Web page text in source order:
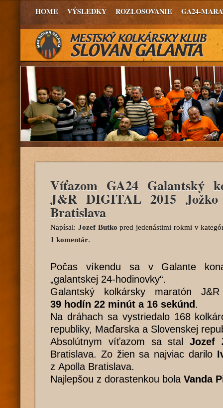
HOME VÝSLEDKY ROZLOSOVANIE GA24-
Víťazom GA24 Galantský
J&R DIGITAL 2015
Bratislava
Napísal: Jozef Butko pred jedenástimi rokmi v
1 komentár.
Počas víkendu sa v Galante
„galantskej 24-hodinovky“.
Galantský kolkársky maratón
39 hodín 22 minút a 16 sekúnd .
Na dráhach sa vystriedalo 168
republiky, Maďarska a Slovenskej
Absolútnym víťazom sa stal Jozef
Bratislava. Zo žien sa najviac darilo
z Apolla Bratislava.
Najlepšou z dorastenkou bola Vanda